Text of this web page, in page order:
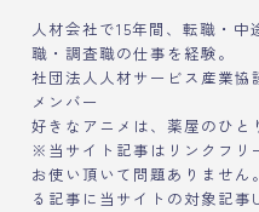
人材会社で15年間、転職・
職・調査職の仕事を経験。
社団法人人材サービス産業
メンバー
好きなアニメは、薬屋のひと
※当サイト記事はリンクフリ
お使い頂いて問題ありませ
る記事に当サイトの対象記事